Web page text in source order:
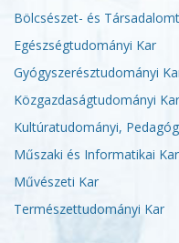
Bölcsészet- és
Egészségtudományi Kar
Gyógyszerésztudományi
Közgazdaságtudományi Kar
Kultúratudományi,
Műszaki és Informatikai Kar
Művészeti Kar
Természettudományi Kar